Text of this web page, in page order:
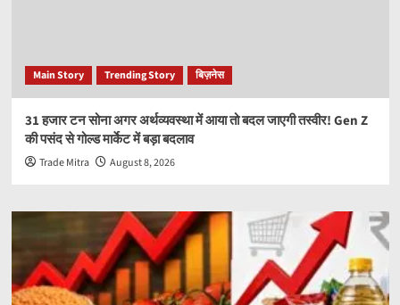
Main Story Trending Story बिज़नेस
31 हजार टन सोना अगर अर्थव्यवस्था में आया तो बदल जाएगी तस्वीर! Gen Z
की पसंद से गोल्ड मार्केट में बड़ा बदलाव
Trade Mitra August 8, 2026